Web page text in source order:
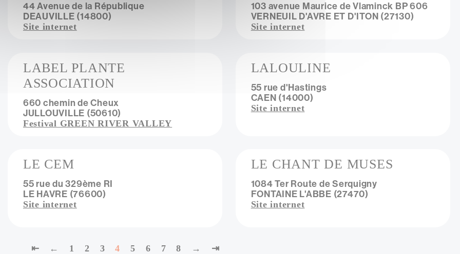
44 Avenue de la République
DEAUVILLE (14800)
Site internet
103 avenue Maurice de Vlaminck BP 606
VERNEUIL D'AVRE ET D'ITON (27130)
Site internet
LABEL PLANTE
ASSOCIATION
660 chemin de Cheux
JULLOUVILLE (50610)
Festival GREEN RIVER VALLEY
LALOULINE
55 rue d'Hastings
CAEN (14000)
Site internet
LE CEM
55 rue du 329ème RI
LE HAVRE (76600)
Site internet
LE CHANT DE MUSES
1084 Ter Route de Serquigny
FONTAINE L'ABBE (27470)
Site internet
Première
⇤
Page
← Page
1 Page
2 Page
3 Page
4 Page
5 Page
6 Page
7 Page
8
Page
→
Dernière
⇥